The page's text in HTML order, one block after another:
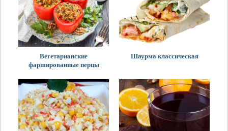
Вегетарианские
фаршированные перцы
Шаурма классическая